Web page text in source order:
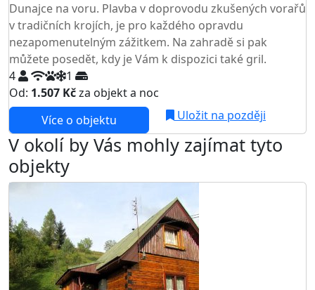
Dunajce na voru. Plavba v doprovodu zkušených vorařů
v tradičních krojích, je pro každého opravdu
nezapomenutelným zážitkem. Na zahradě si pak
můžete posedět, kdy je Vám k dispozici také gril.
4
1
Od: 1.507 Kčza objekt a noc
Více o objektu
Uložit na později
V okolí by Vás mohly zajímat tyto
objekty